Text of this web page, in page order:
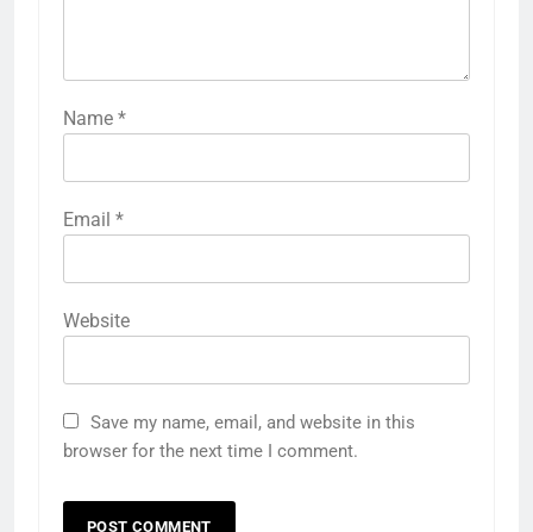
Name *
Email *
Website
Save my name, email, and website in this
browser for the next time I comment.